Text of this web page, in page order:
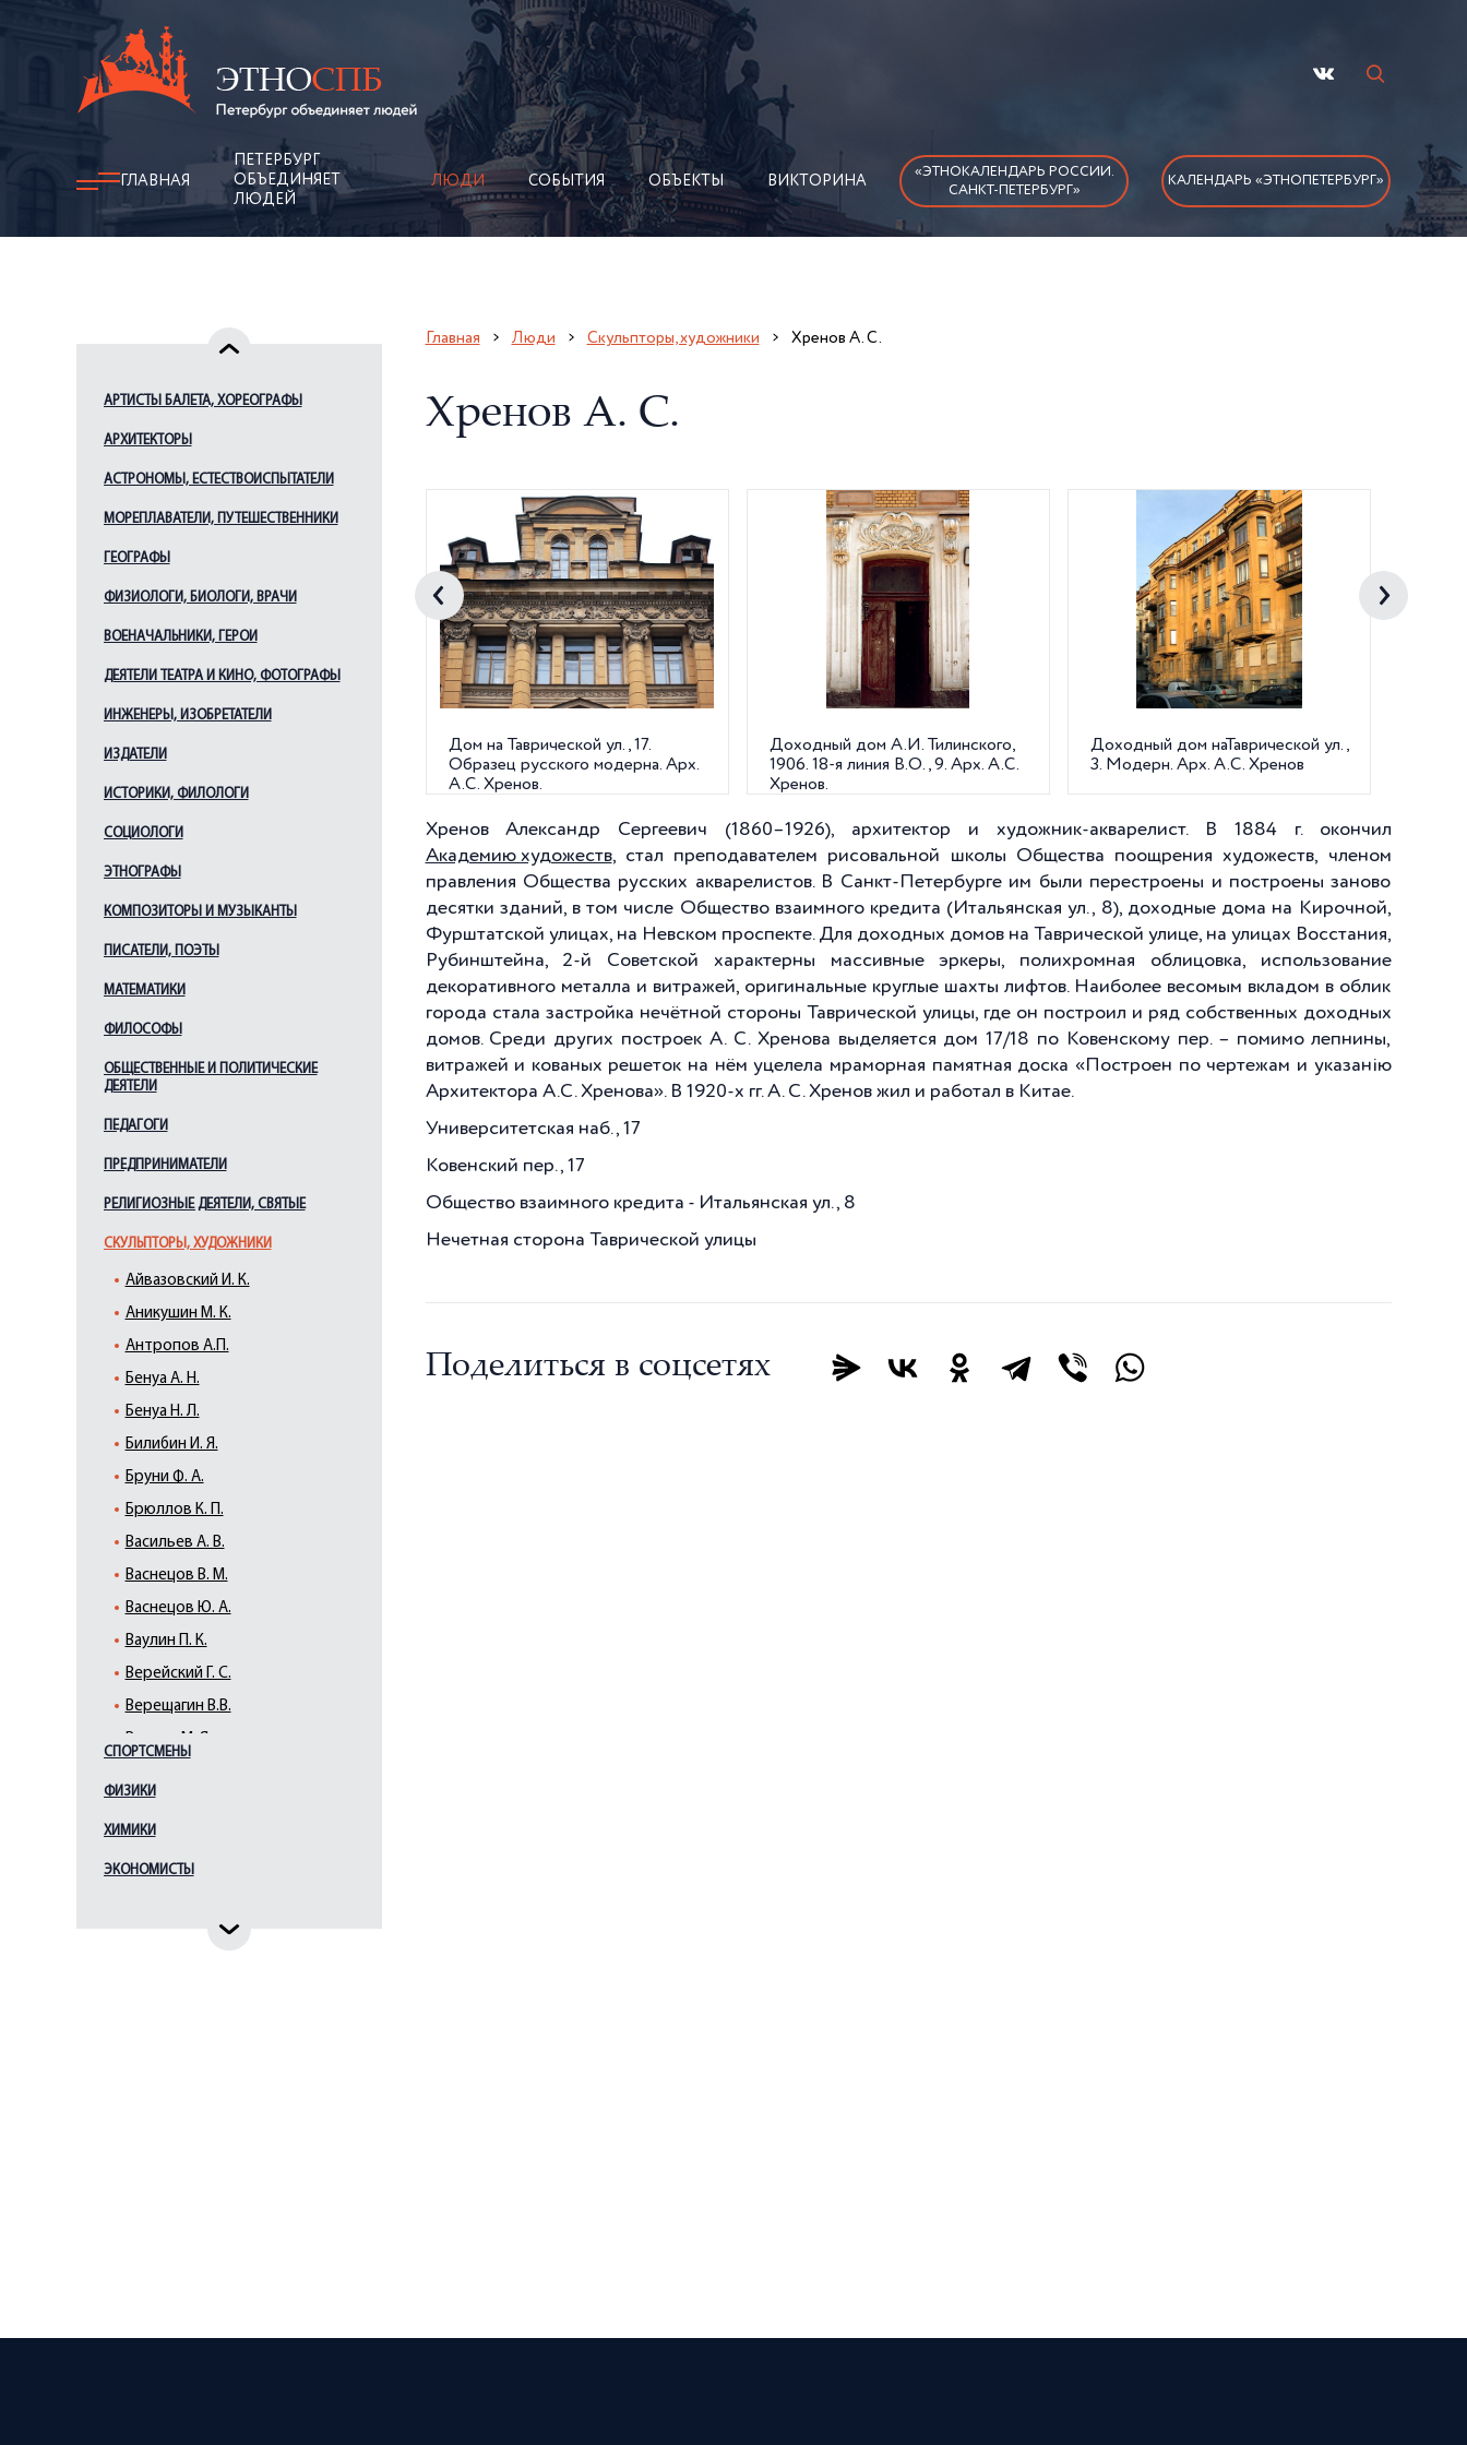
ГЛАВНАЯ
ПЕТЕРБУРГ
ОБЪЕДИНЯЕТ
ЛЮДЕЙ
ЛЮДИ СОБЫТИЯ ОБЪЕКТЫ ВИКТОРИНА
«ЭТНОКАЛЕНДАРЬ РОССИИ.
САНКТ-ПЕТЕРБУРГ»
КАЛЕНДАРЬ «ЭТНОПЕТЕРБУРГ»
АРТИСТЫ БАЛЕТА, ХОРЕОГРАФЫ
АРХИТЕКТОРЫ
АСТРОНОМЫ, ЕСТЕСТВОИСПЫТАТЕЛИ
МОРЕПЛАВАТЕЛИ, ПУТЕШЕСТВЕННИКИ
ГЕОГРАФЫ
ФИЗИОЛОГИ, БИОЛОГИ, ВРАЧИ
ВОЕНАЧАЛЬНИКИ, ГЕРОИ
ДЕЯТЕЛИ ТЕАТРА И КИНО, ФОТОГРАФЫ
ИНЖЕНЕРЫ, ИЗОБРЕТАТЕЛИ
ИЗДАТЕЛИ
ИСТОРИКИ, ФИЛОЛОГИ
СОЦИОЛОГИ
ЭТНОГРАФЫ
КОМПОЗИТОРЫ И МУЗЫКАНТЫ
ПИСАТЕЛИ, ПОЭТЫ
МАТЕМАТИКИ
ФИЛОСОФЫ
ОБЩЕСТВЕННЫЕ И ПОЛИТИЧЕСКИЕ
ДЕЯТЕЛИ
ПЕДАГОГИ
ПРЕДПРИНИМАТЕЛИ
РЕЛИГИОЗНЫЕ ДЕЯТЕЛИ, СВЯТЫЕ
СКУЛЬПТОРЫ, ХУДОЖНИКИ
Айвазовский И. К.
Аникушин М. К.
Антропов А.П.
Бенуа А. Н.
Бенуа Н. Л.
Билибин И. Я.
Бруни Ф. А.
Брюллов К. П.
Васильев А. В.
Васнецов В. М.
Васнецов Ю. А.
Ваулин П. К.
Верейский Г. С.
Верещагин В.В.
Галактионов С. Ф.
Гауш А. Ф.
Гоголев К.А.
СПОРТСМЕНЫ
ФИЗИКИ
ХИМИКИ
ЭКОНОМИСТЫ
Главная Люди Скульпторы, художники Хренов А. С.
Хренов А. С.
Дом на Таврической ул., 17.
Образец русского модерна. Арх.
А.С. Хренов.
Доходный дом А.И. Тилинского,
1906. 18-я линия В.О., 9. Арх. А.С.
Хренов.
Доходный дом наТаврической ул.,
3. Модерн. Арх. А.С. Хренов
Хренов Александр Сергеевич (1860–1926), архитектор и художник-акварелист. В 1884 г. окончил
Академию художеств, стал преподавателем рисовальной школы Общества поощрения художеств, членом
правления Общества русских акварелистов. В Санкт-Петербурге им были перестроены и построены заново
десятки зданий, в том числе Общество взаимного кредита (Итальянская ул., 8), доходные дома на Кирочной,
Фурштатской улицах, на Невском проспекте. Для доходных домов на Таврической улице, на улицах Восстания,
Рубинштейна, 2-й Советской характерны массивные эркеры, полихромная облицовка, использование
декоративного металла и витражей, оригинальные круглые шахты лифтов. Наиболее весомым вкладом в облик
города стала застройка нечётной стороны Таврической улицы, где он построил и ряд собственных доходных
домов. Среди других построек А. С. Хренова выделяется дом 17/18 по Ковенскому пер. – помимо лепнины,
витражей и кованых решеток на нём уцелела мраморная памятная доска «Построен по чертежам и указанiю
Архитектора А.С. Хренова». В 1920-х гг. А. С. Хренов жил и работал в Китае.
Университетская наб., 17
Ковенский пер., 17
Общество взаимного кредита - Итальянская ул., 8
Нечетная сторона Таврической улицы
Поделиться в соцсетях